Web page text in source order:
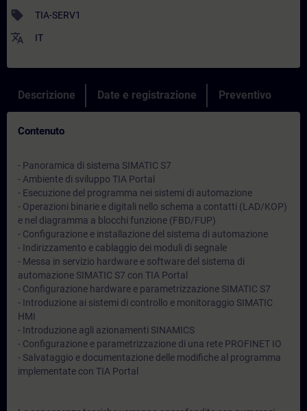
sell TIA-SERV1
translate IT
Descrizione Date e registrazione Preventivo
Contenuto
- Panoramica di sistema SIMATIC S7
- Ambiente di sviluppo TIA Portal
- Esecuzione del programma nei sistemi di automazione
- Operazioni binarie e digitali nello schema a contatti (LAD/KOP)
e nel diagramma a blocchi funzione (FBD/FUP)
- Configurazione e installazione del sistema di automazione
- Indirizzamento e cablaggio dei moduli di segnale
- Messa in servizio hardware e software del sistema di
automazione SIMATIC S7 con TIA Portal
- Configurazione hardware e parametrizzazione SIMATIC S7
- Introduzione ai sistemi di controllo e monitoraggio SIMATIC
HMI
- Introduzione agli azionamenti SINAMICS
- Configurazione e parametrizzazione di una rete PROFINET IO
- Salvataggio e documentazione delle modifiche al programma
implementate con TIA Portal